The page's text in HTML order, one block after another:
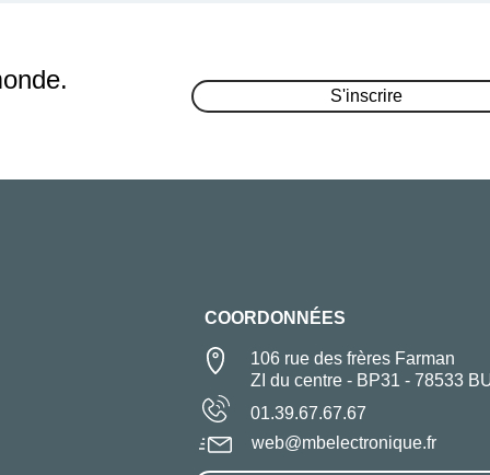
S'inscrire
COORDONNÉES
106 rue des frères Farman
ZI du centre - BP31 - 78533
01.39.67.67.67
web@mbelectronique.fr